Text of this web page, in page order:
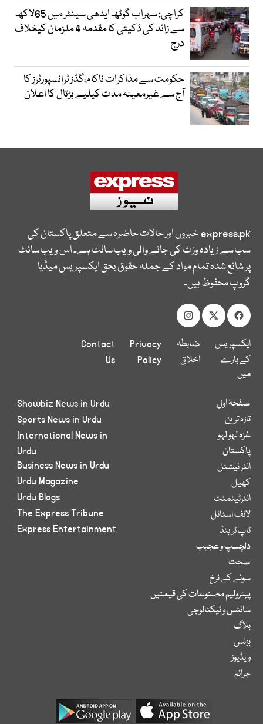
کراچی: سہراب گوٹھ ایدھی سینٹر میں 65لاکھ
سے زائد کی ڈکیتی کا مقدمہ 4 ملزمان کیخلاف
درج
حکومت سے مذاکرات ناکام،گڈز ٹرانسپورٹرز کا
آج سے غیرمعینہ مدت کیلیے ہڑتال کا اعلان
express.pkخبروں اور حالات حاضرہ سے متعلق پاکستان کی
سب سے زیادہ وزٹ کی جانے والی ویب سائٹ ہے۔ اس ویب سائٹ
پر شائع شدہ تمام مواد کے جملہ حقوق بحق ایکسپریس میڈیا
گروپ محفوظ ہیں۔
ایکسپریس
کے بارے
میں
ضابطہ
اخلاق
Privacy
Policy
Contact
Us
صفحۂ اول
تازہ ترین
غزہ لہو لہو
پاکستان
انٹر نیشنل
کھیل
انٹرٹینمنٹ
لائف اسٹائل
ٹاپ ٹرینڈ
دلچسپ و عجیب
صحت
سونے کے نرخ
پیٹرولیم مصنوعات کی قیمتیں
سائنس و ٹیکنالوجی
بلاگ
بزنس
ویڈیوز
جرائم
Showbiz News in Urdu
Sports News in Urdu
International News in
Urdu
Business News in Urdu
Urdu Magazine
Urdu Blogs
The Express Tribune
Express Entertainment